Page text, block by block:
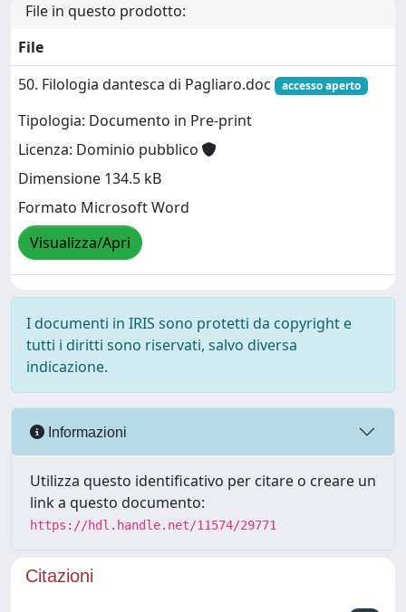
File in questo prodotto:
File
50. Filologia dantesca di Pagliaro.doc
accesso aperto
Tipologia: Documento in Pre-print
Licenza: Dominio pubblico
Dimensione 134.5 kB
Formato Microsoft Word
Visualizza/Apri
I documenti in IRIS sono protetti da copyright e
tutti i diritti sono riservati, salvo diversa
indicazione.
Informazioni
Utilizza questo identificativo per citare o creare un
link a questo documento:
https://hdl.handle.net/11574/29771
Citazioni